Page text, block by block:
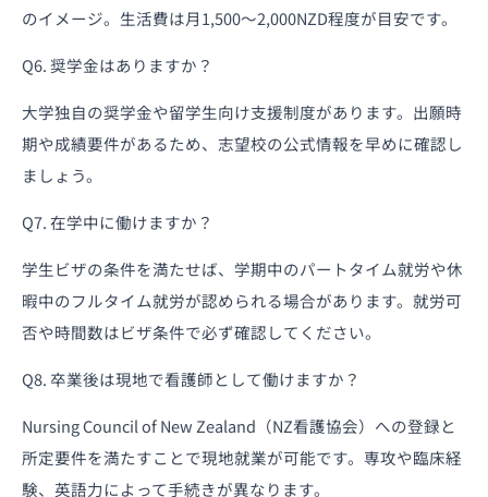
のイメージ。生活費は月1,500〜2,000NZD程度が目安です。
Q6. 奨学金はありますか？
大学独自の奨学金や留学生向け支援制度があります。出願時
期や成績要件があるため、志望校の公式情報を早めに確認し
ましょう。
Q7. 在学中に働けますか？
学生ビザの条件を満たせば、学期中のパートタイム就労や休
暇中のフルタイム就労が認められる場合があります。就労可
否や時間数はビザ条件で必ず確認してください。
Q8. 卒業後は現地で看護師として働けますか？
Nursing Council of New Zealand（NZ看護協会）への登録と
所定要件を満たすことで現地就業が可能です。専攻や臨床経
験、英語力によって手続きが異なります。